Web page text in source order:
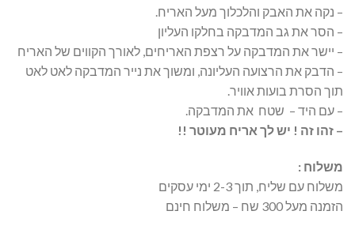
– נקה את האבק והלכלוך מעל האריח.
– הסר את גב המדבקה בחלקו העליון
– יישר את המדבקה על רצפת האריחים, לאורך הקווים של האריח
– הדבק את הרצועה העליונה, ומשוך את נייר המדבקה לאט לאט
תוך הסרת בועות אוויר.
– עם היד – שטח את המדבקה.
– זהו זה ! יש לך אריח מעוטר !!
משלוח :
משלוח עם שליח, תוך 2-3 ימי עסקים
הזמנה מעל 300 שח – משלוח חינם